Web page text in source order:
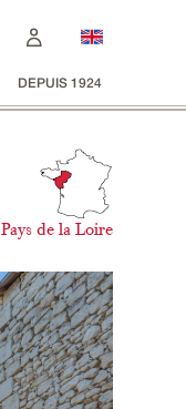
DEPUIS 1924
Pays de la Loire